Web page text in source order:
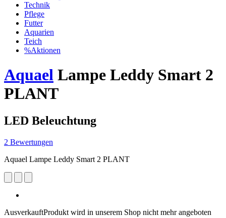
Technik
Pflege
Futter
Aquarien
Teich
%Aktionen
Aquael Lampe Leddy Smart 2
PLANT
LED Beleuchtung
2 Bewertungen
Aquael Lampe Leddy Smart 2 PLANT
AusverkauftProdukt wird in unserem Shop nicht mehr angeboten